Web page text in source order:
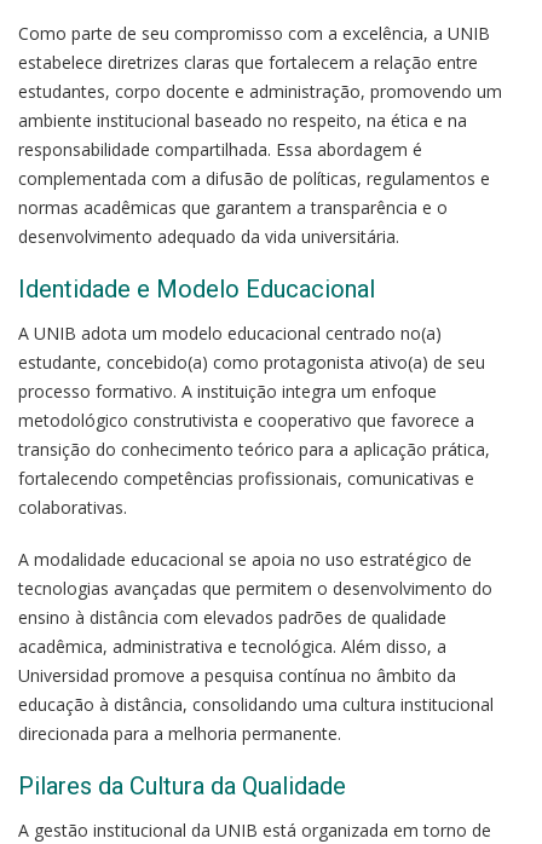
Como parte de seu compromisso com a excelência, a UNIB
estabelece diretrizes claras que fortalecem a relação entre
estudantes, corpo docente e administração, promovendo um
ambiente institucional baseado no respeito, na ética e na
responsabilidade compartilhada. Essa abordagem é
complementada com a difusão de políticas, regulamentos e
normas acadêmicas que garantem a transparência e o
desenvolvimento adequado da vida universitária.
Identidade e Modelo Educacional
A UNIB adota um modelo educacional centrado no(a)
estudante, concebido(a) como protagonista ativo(a) de seu
processo formativo. A instituição integra um enfoque
metodológico construtivista e cooperativo que favorece a
transição do conhecimento teórico para a aplicação prática,
fortalecendo competências profissionais, comunicativas e
colaborativas.
A modalidade educacional se apoia no uso estratégico de
tecnologias avançadas que permitem o desenvolvimento do
ensino à distância com elevados padrões de qualidade
acadêmica, administrativa e tecnológica. Além disso, a
Universidad promove a pesquisa contínua no âmbito da
educação à distância, consolidando uma cultura institucional
direcionada para a melhoria permanente.
Pilares da Cultura da Qualidade
A gestão institucional da UNIB está organizada em torno de